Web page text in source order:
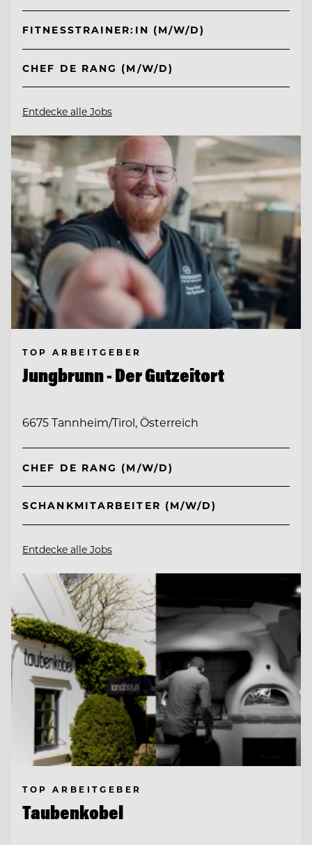
FITNESSTRAINER:IN (M/W/D)
CHEF DE RANG (M/W/D)
Entdecke alle Jobs
TOP ARBEITGEBER
Jungbrunn - Der Gutzeitort
6675 Tannheim/Tirol, Österreich
CHEF DE RANG (M/W/D)
SCHANKMITARBEITER (M/W/D)
Entdecke alle Jobs
TOP ARBEITGEBER
Taubenkobel